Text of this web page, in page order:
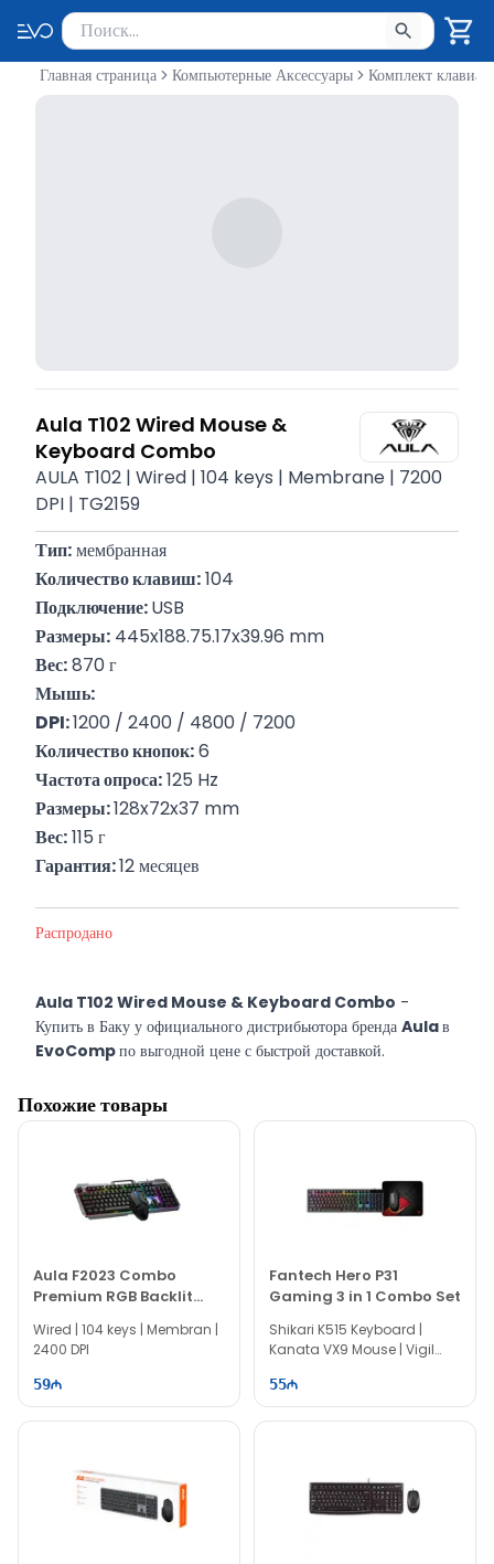
Поиск товаров
Введите минимум 2 символа для поиска. Нажмите Enter
Главная страница Компьютерные Аксессуары Комплект
Aula T102 Wired Mouse &
Keyboard Combo
AULA T102 | Wired | 104 keys | Membrane | 7200
DPI | TG2159
Тип: мембранная
Количество клавиш: 104
Подключение: USB
Размеры: 445x188.75.17x39.96 mm
Вес: 870 г
Мышь:
DPI: 1200 / 2400 / 4800 / 7200
Количество кнопок: 6
Частота опроса: 125 Hz
Размеры: 128x72x37 mm
Вес: 115 г
Гарантия: 12 месяцев
Распродано
Aula T102 Wired Mouse & Keyboard Combo -
Купить в Баку у официального дистрибьютора бренда Aulaв
EvoCompпо выгодной цене с быстрой доставкой.
Похожие товары
Aula F2023 Combo
Premium RGB Backlit
Gaming Keyboard &
Mouse
Wired | 104 keys | Membran |
2400 DPI
59
Fantech Hero P31
Gaming 3 in 1 Combo Set
Shikari K515 Keyboard |
Kanata VX9 Mouse | Vigil
55